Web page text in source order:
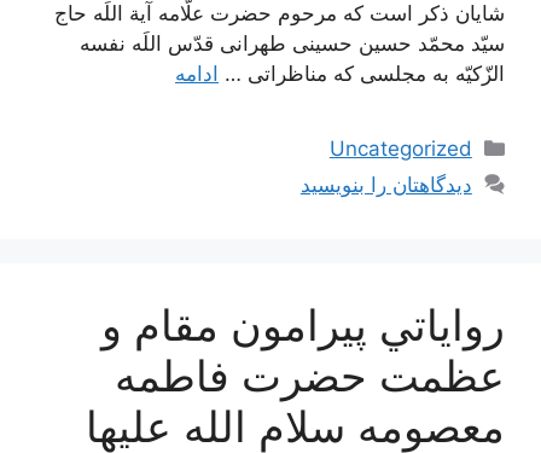
شایان ذکر است که مرحوم حضرت علّامه آیة اللَه حاج
سیّد محمّد حسین حسینی طهرانی قدّس اللَه نفسه
الزّکیّه به مجلسی که مناظراتی … ادامه
دسته‌ها
Uncategorized
دیدگاهتان را بنویسید
رواياتي پيرامون مقام و
عظمت حضرت فاطمه
معصومه سلام الله عليها